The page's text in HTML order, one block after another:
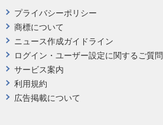
プライバシーポリシー
商標について
ニュース作成ガイドライン
ログイン・ユーザー設定に関するご質問
サービス案内
利用規約
広告掲載について